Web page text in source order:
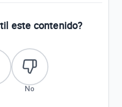
este contenido?
No